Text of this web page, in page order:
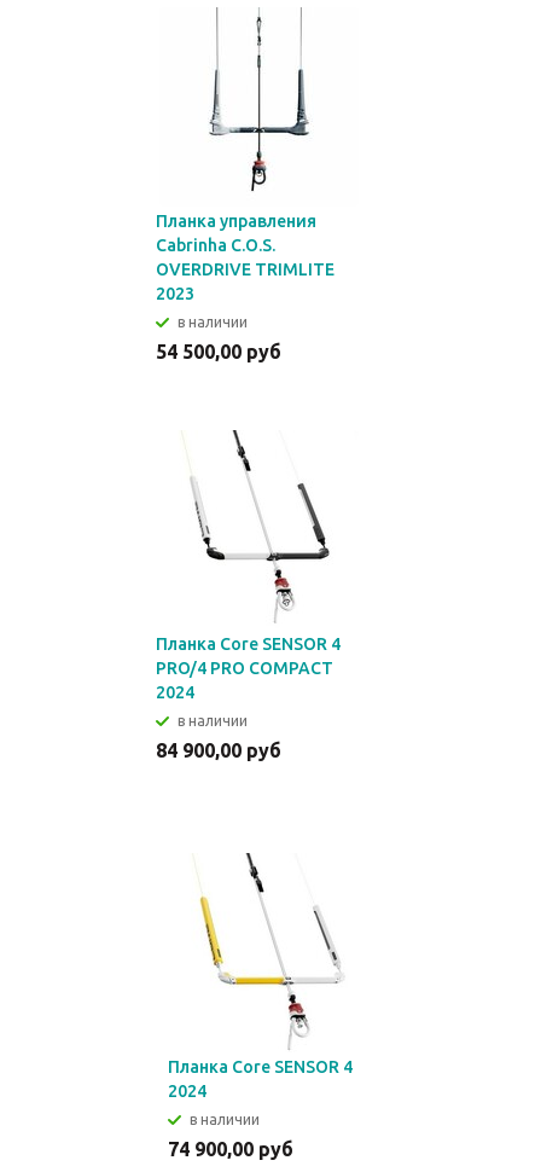
Планка управления
Cabrinha C.O.S.
OVERDRIVE TRIMLITE
2023
в наличии
54 500,00 руб
Планка Core SENSOR 4
PRO/4 PRO COMPACT
2024
в наличии
84 900,00 руб
Планка Core SENSOR 4
2024
в наличии
74 900,00 руб